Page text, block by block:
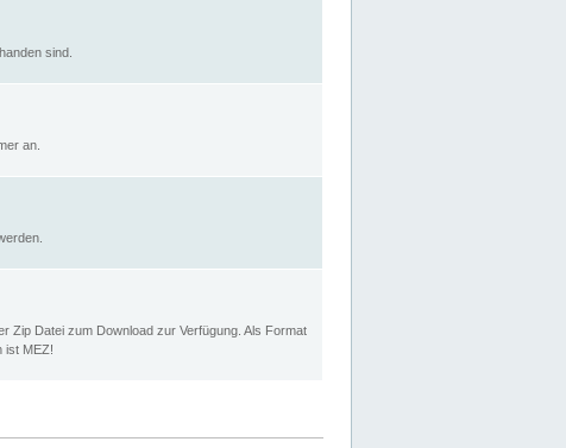
sind.
an.
Zip Datei zum Download zur Verfügung. Als Format
ist MEZ!